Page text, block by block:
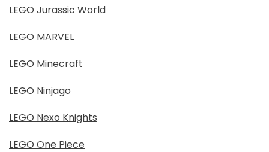
LEGO Jurassic World
LEGO MARVEL
LEGO Minecraft
LEGO Ninjago
LEGO Nexo Knights
LEGO One Piece